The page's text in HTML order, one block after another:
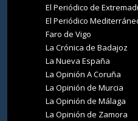
El Periódico de
El Periódico
Faro de Vigo
La Crónica de Badajoz
La Nueva España
La Opinión A Coruña
La Opinión de Murcia
La Opinión de Málaga
La Opinión de Zamora